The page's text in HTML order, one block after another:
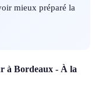
mieux préparé la
à Bordeaux - À la